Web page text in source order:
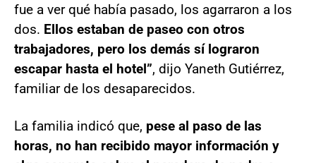
fue a ver qué había pasado, los agarraron a los
dos. Ellos estaban de paseo con otros
trabajadores, pero los demás sí lograron
escapar hasta el hotel”, dijo Yaneth Gutiérrez,
familiar de los desaparecidos.
La familia indicó que, pese al paso de las
horas, no han recibido mayor información y